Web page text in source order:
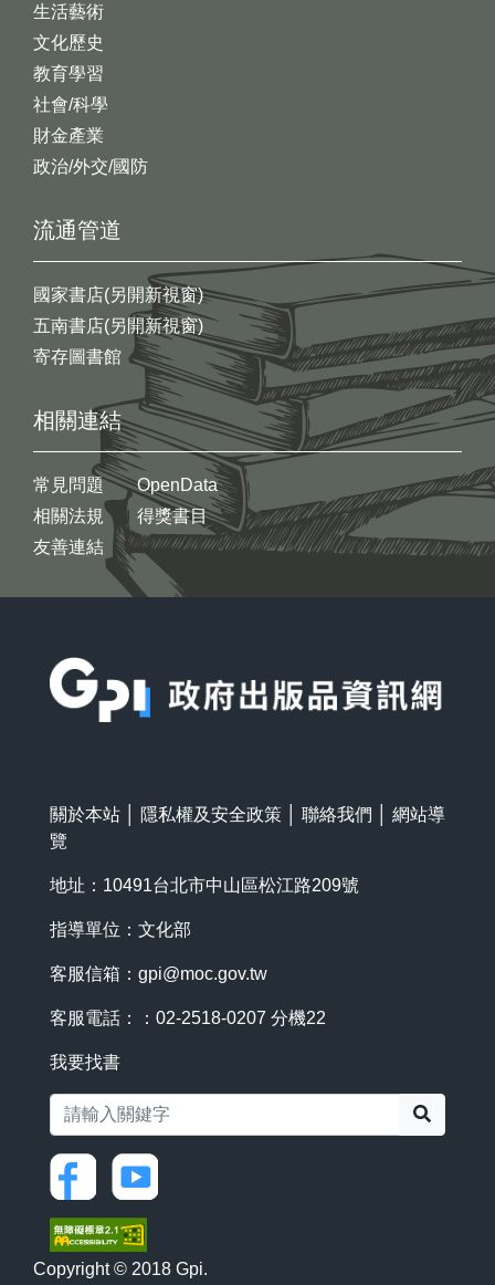
生活藝術
文化歷史
教育學習
社會/科學
財金產業
政治/外交/國防
流通管道
國家書店(另開新視窗)
五南書店(另開新視窗)
寄存圖書館
相關連結
常見問題
相關法規
友善連結
OpenData
得獎書目
關於本站 隱私權及安全政策 聯絡我們
網站導
覽
地址：10491台北市中山區松江路209號
指導單位：文化部
客服信箱： gpi@moc.gov.tw
客服電話：：02-2518-0207 分機22
我要找書
Copyright © 2018 Gpi.